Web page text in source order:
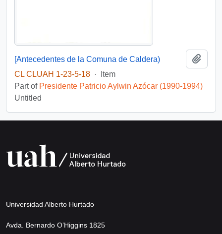
[Antecedentes de la Comuna de Caldera)
CL CLUAH 1-23-5-18 ·
Item
Part of Presidente Patricio Aylwin Azócar (1990-1994)
Untitled
Universidad Alberto Hurtado
Avda. Bernardo O’Higgins 1825